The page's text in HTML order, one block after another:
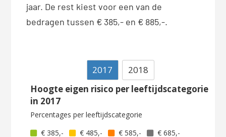
jaar. De rest kiest voor een van de
bedragen tussen € 385,- en € 885,-.